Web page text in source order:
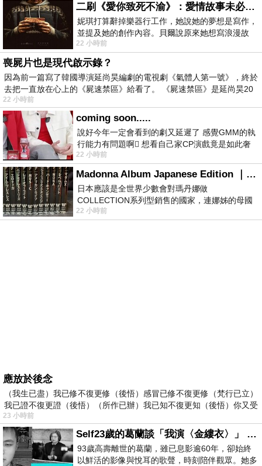
二刷《愛你致死不渝》：愛情故事未必是浪漫故事
妮琪打算辭掉樂器行工作，她說她的夢想是寫作，
並提及她的創作內容。貝爾說原來她想寫浪漫故
事，妮琪回應：「不是浪漫故事，是愛情
22 小時前
喪屍片也是現代啟示錄？
因為前一篇寫了韓國導演延尚昊編劇的電視劇《氣體人第一號》，終於
去把一直放在心上的《屍速禁區》給看了。 《屍速禁區》是延尚昊20
22 小時前
coming soon.....
說好今年一定會看到的劇又延遲了 感覺GMM的執
行能力有問題啊🫩 想看自己家CP演戲竟是如此奢
侈的事 GMM你說看看啊😑 先把劇放
22 小時前
Madonna Album Japanese Edition ｜瑪丹娜專輯們2026年日本版重發系列
日本應該是全世界少數會對瑪丹娜做
COLLECTION系列型銷售的國家，連娜姊的母國
美國都沒對她這樣過，這全拜在他們到現在唱片
22 小時前
應放於後念
（我生已盡）我已修不復更修（後悟）感冒已修不復更修（梵行已立）
我已證不復更證（後悟）（所作已辦）我已知不復更知（後悟）你又受
23 小時前
Self23歲的葛蘭談「我演〈金縷衣〉」 #戀上老電影 #粟子 #葛蘭
93歲高壽離世的葛蘭，雖已息影逾60年，卻始終
以鮮活的影像與悅耳的歌聲，時刻陪伴觀眾。她多